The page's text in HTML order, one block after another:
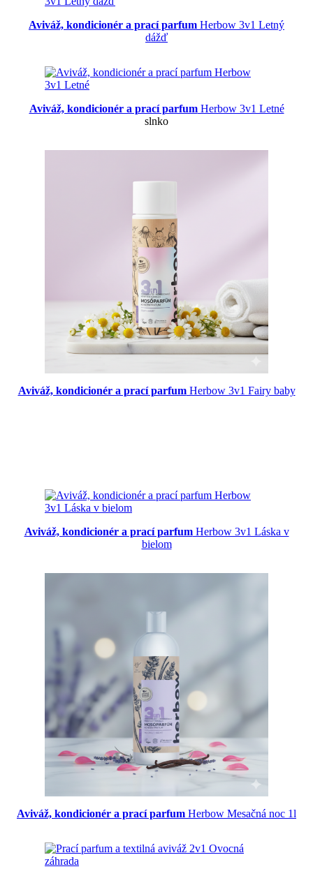
Aviváž, kondicionér a prací parfum Herbow 3v1 Letný
dážď
Aviváž, kondicionér a prací parfumHerbow 3v1 Letné
slnko
Aviváž, kondicionér a prací parfumHerbow 3v1 Fairy baby
Aviváž, kondicionér a prací parfumHerbow 3v1 Láska v
bielom
Aviváž, kondicionér a prací parfum Herbow Mesačná noc 1l